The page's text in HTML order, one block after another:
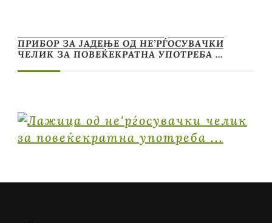
ПРИБОР ЗА ЈАДЕЊЕ ОД НЕ’РЃОСУВАЧКИ
ЧЕЛИК ЗА ПОВЕЌЕКРАТНА УПОТРЕБА …